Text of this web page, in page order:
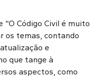
“O Código Civil é muito
os temas, contando
e
que tange à
aspectos, como